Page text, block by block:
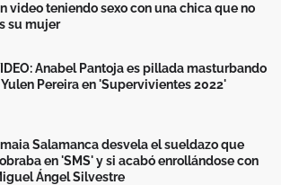
video teniendo sexo con una chica que no
su mujer
Anabel Pantoja es pillada masturbando
Yulen Pereira en 'Supervivientes 2022'
Salamanca desvela el sueldazo que
en 'SMS' y si acabó enrollándose con
Ángel Silvestre